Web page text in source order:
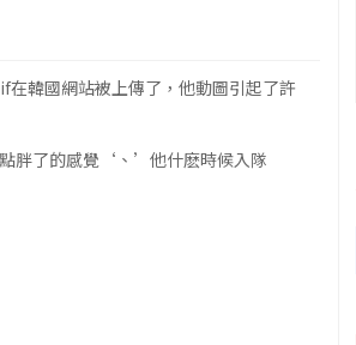
韓國網站被上傳了，他動圖引起了許
胖了的感覺‘、’他什麽時候入隊